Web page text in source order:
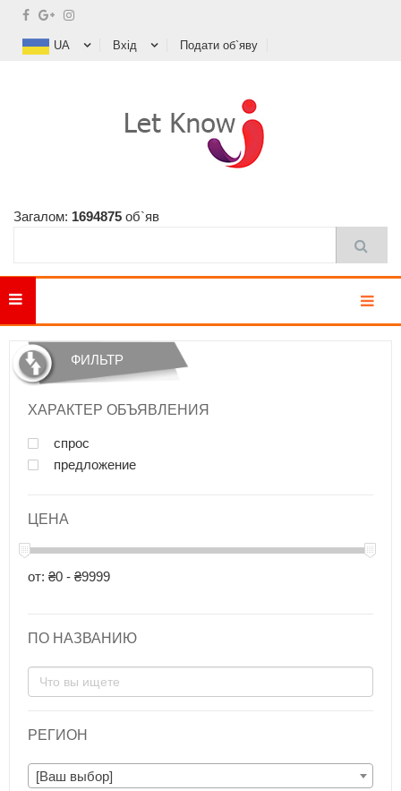
UA Вхід Подати об`яву
Загалом: 1694875 об`яв
ФИЛЬТР
ХАРАКТЕР ОБЪЯВЛЕНИЯ
спрос
предложение
ЦЕНА
от: ₴0 - ₴9999
ПО НАЗВАНИЮ
РЕГИОН
[Ваш выбор]